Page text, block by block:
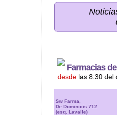
Farmacias
desde las 8:30 del
Sw Farma,
De Dominicis 712
(esq. Lavalle)